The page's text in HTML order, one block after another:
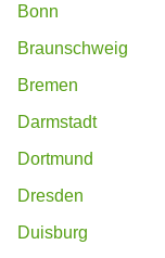
Bonn
Braunschweig
Bremen
Darmstadt
Dortmund
Dresden
Duisburg